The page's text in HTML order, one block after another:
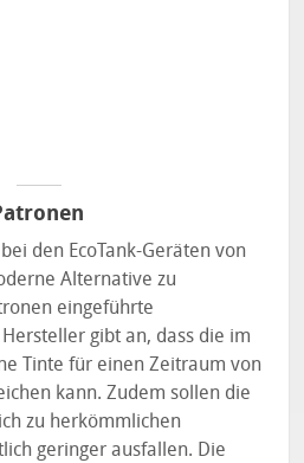
den EcoTank-Geräten von
Alternative zu
eingeführte
gibt an, dass die im
Tinte für einen Zeitraum von
kann. Zudem sollen die
zu herkömmlichen
geringer ausfallen. Die